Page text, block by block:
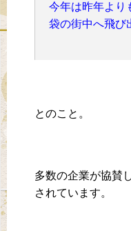
今年は昨年より
袋の街中へ飛び
とのこと。
多数の企業が協賛
されています。